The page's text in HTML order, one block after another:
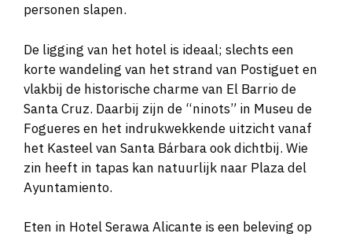
personen slapen.
De ligging van het hotel is ideaal; slechts een
korte wandeling van het strand van Postiguet en
vlakbij de historische charme van El Barrio de
Santa Cruz. Daarbij zijn de “ninots” in Museu de
Fogueres en het indrukwekkende uitzicht vanaf
het Kasteel van Santa Bárbara ook dichtbij. Wie
zin heeft in tapas kan natuurlijk naar Plaza del
Ayuntamiento.
Eten in Hotel Serawa Alicante is een beleving op